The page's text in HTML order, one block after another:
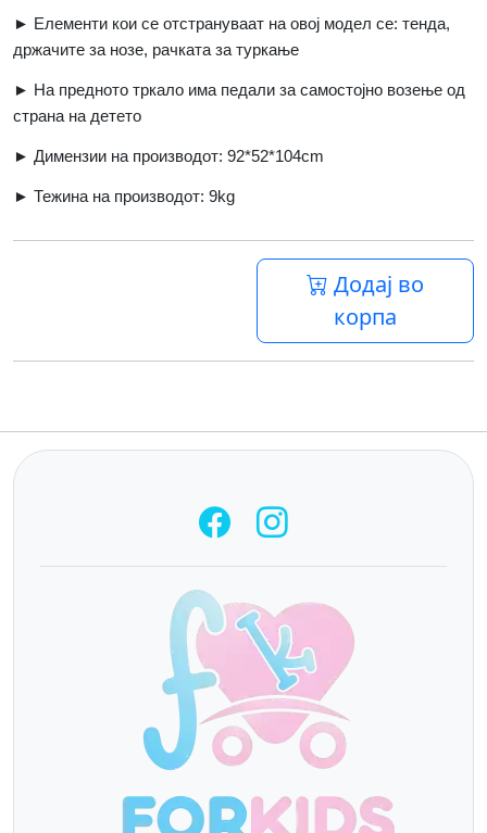
► Елементи кои се отстрануваат на овој модел се: тенда,
држачите за нозе, рачката за туркање
► На предното тркало има педали за самостојно возење од
страна на детето
► Димензии на производот: 92*52*104cm
► Тежина на производот: 9kg
Додај во
корпа